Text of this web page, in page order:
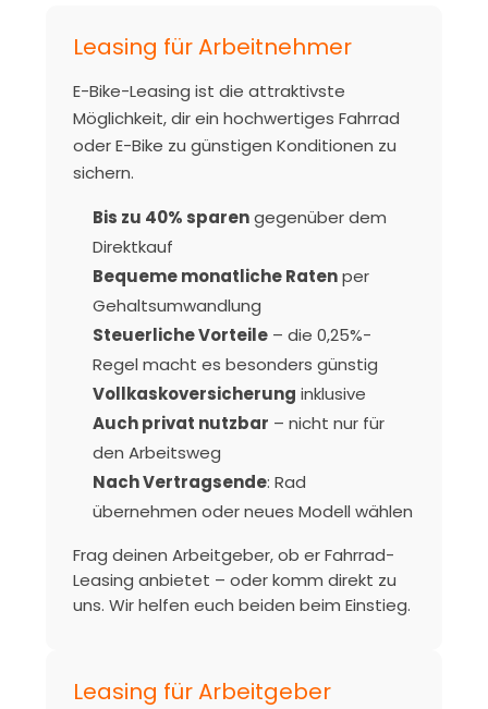
Leasing für Arbeitnehmer
E-Bike-Leasing ist die attraktivste
Möglichkeit, dir ein hochwertiges Fahrrad
oder E-Bike zu günstigen Konditionen zu
sichern.
Bis zu 40% sparengegenüber dem
Direktkauf
Bequeme monatliche Ratenper
Gehaltsumwandlung
Steuerliche Vorteile – die 0,25%-
Regel macht es besonders günstig
Vollkaskoversicherung inklusive
Auch privat nutzbar – nicht nur für
den Arbeitsweg
Nach Vertragsende: Rad
übernehmen oder neues Modell wählen
Frag deinen Arbeitgeber, ob er Fahrrad-
Leasing anbietet – oder komm direkt zu
uns. Wir helfen euch beiden beim Einstieg.
Leasing für Arbeitgeber